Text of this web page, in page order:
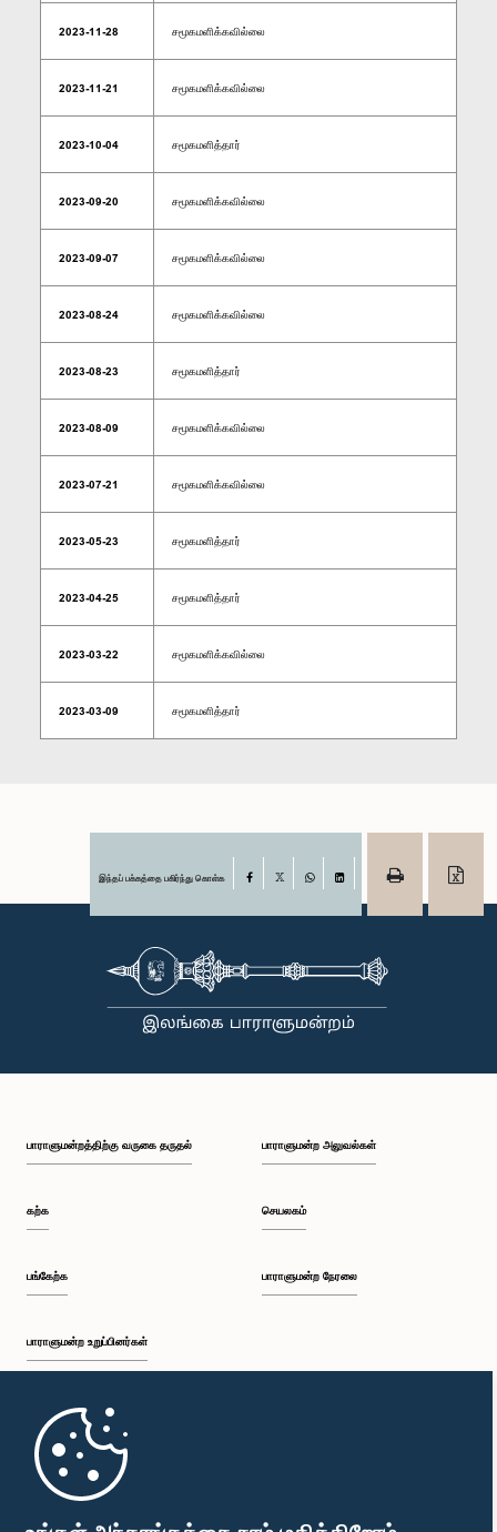
2023-11-28 சமூகமளிக்கவில்லை
2023-11-21 சமூகமளிக்கவில்லை
2023-10-04 சமூகமளித்தார்
2023-09-20 சமூகமளிக்கவில்லை
2023-09-07 சமூகமளிக்கவில்லை
2023-08-24 சமூகமளிக்கவில்லை
2023-08-23 சமூகமளித்தார்
2023-08-09 சமூகமளிக்கவில்லை
2023-07-21 சமூகமளிக்கவில்லை
2023-05-23 சமூகமளித்தார்
2023-04-25 சமூகமளித்தார்
2023-03-22 சமூகமளிக்கவில்லை
2023-03-09 சமூகமளித்தார்
இந்தப் பக்கத்தை பகிர்ந்து கொள்க Facebook
பாராளுமன்றத்திற்கு வருகை தருதல்
கற்க
பங்கேற்க
பாராளுமன்ற உறுப்பினர்கள்
முதற்பக்கம்
பாராளுமன்ற அலுவல்கள்
செயலகம்
பாராளுமன்ற நேரலை
பாராளுமன்ற கையடக்க செயலி